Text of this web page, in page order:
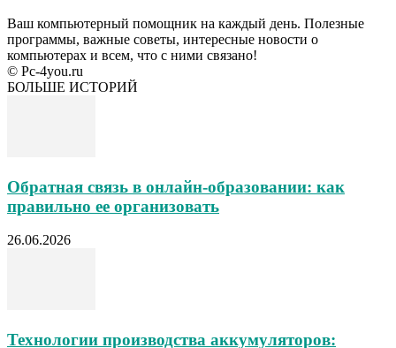
Ваш компьютерный помощник на каждый день. Полезные
программы, важные советы, интересные новости о
компьютерах и всем, что с ними связано!
© Pc-4you.ru
БОЛЬШЕ ИСТОРИЙ
Обратная связь в онлайн-образовании: как
правильно ее организовать
26.06.2026
Технологии производства аккумуляторов: